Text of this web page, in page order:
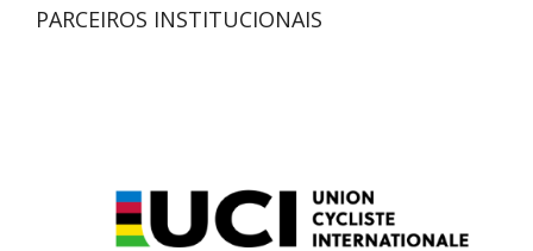
PARCEIROS INSTITUCIONAIS